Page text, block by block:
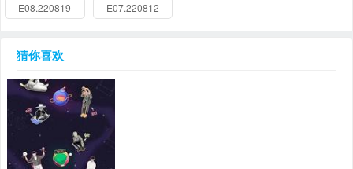
E08.220819 E07.220812
猜你喜欢